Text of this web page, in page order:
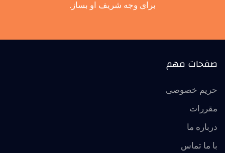
برای وجه شریف او بساز.
صفحات مهم
حریم خصوصی
مقررات
درباره ما
با ما تماس